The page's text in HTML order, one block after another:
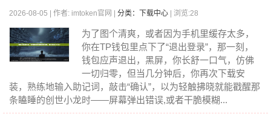
2026-08-05 | 作者: imtoken官网 | 分类：下载中心 | 浏览:28
为了图个清爽，或者因为手机里缓存太多，
你在TP钱包里点下了“退出登录”，那一刻，
钱包应声退出，黑屏，你长舒一口气，仿佛
一切归零，但当几分钟后，你再次下载安
装，熟练地输入助记词，敲击“确认”，以为轻触拂晓就能戳醒那
条瞌睡的创世小龙时——屏幕弹出错误,或者干脆模糊...